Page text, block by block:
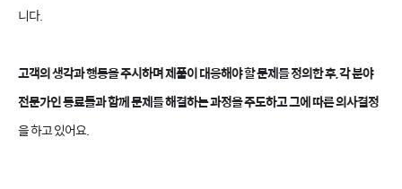
니다.
고객의 생각과 행동을 주시하며 제품이 대응해야 할 문제를 정의한 후, 각 분야
전문가인 동료들과 함께 문제를 해결하는 과정을 주도하고 그에 따른 의사결정
을 하고 있어요.